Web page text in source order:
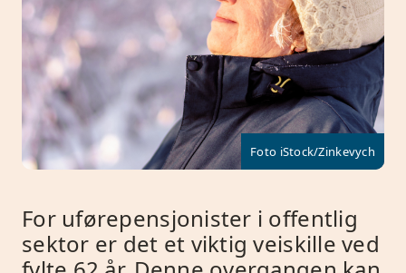
Foto iStock/Zinkevych
For uførepensjonister i offentlig
sektor er det et viktig veiskille ved